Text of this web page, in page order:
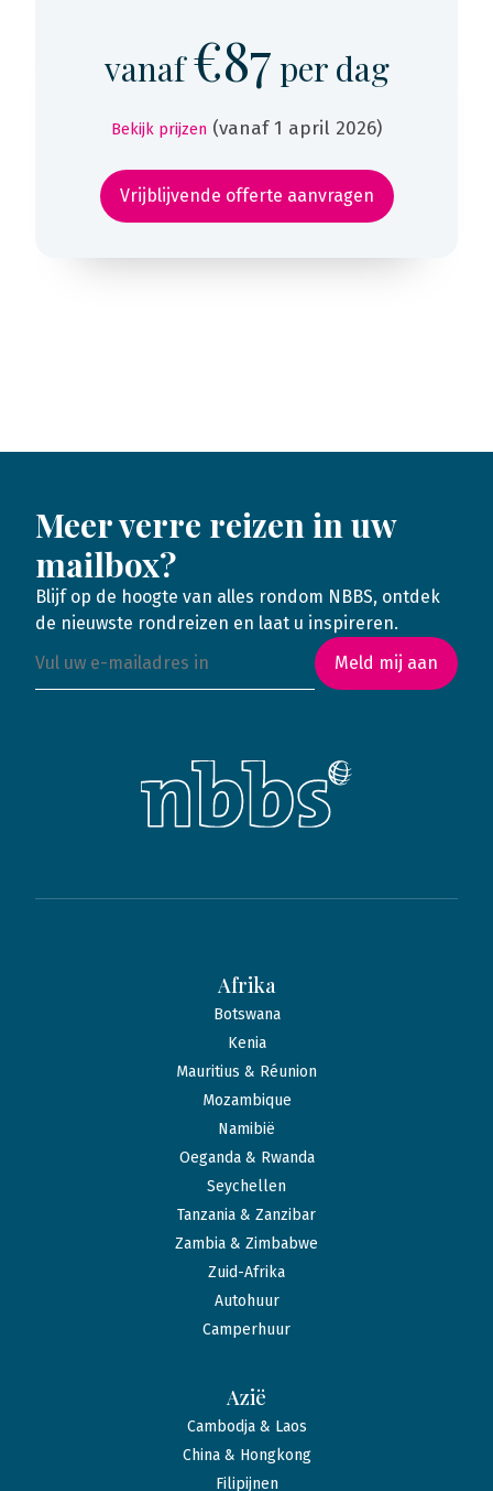
vanaf€87 per dag
Bekijk prijzen (vanaf 1 april 2026)
Vrijblijvende offerte aanvragen
Meer verre reizen in uw
mailbox?
Blijf op de hoogte van alles rondom NBBS, ontdek
de nieuwste rondreizen en laat u inspireren.
Meld mij aan
Afrika
Botswana
Kenia
Mauritius & Réunion
Mozambique
Namibië
Oeganda & Rwanda
Seychellen
Tanzania & Zanzibar
Zambia & Zimbabwe
Zuid-Afrika
Autohuur
Camperhuur
Azië
Cambodja & Laos
China & Hongkong
Filipijnen